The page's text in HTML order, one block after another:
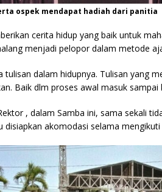
ospek mendapat hadiah dari panitia
cerita hidup yang baik untuk
menjadi pelopor dalam metode
tulisan dalam hidupnya. Tulisan yang
Baik dlm proses awal masuk sampai
, dalam Samba ini, sama sekali
disiapkan akomodasi selama mengikuti